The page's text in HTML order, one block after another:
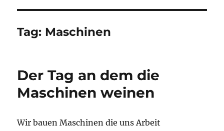
Tag: Maschinen
Der Tag an dem die
Maschinen weinen
Wir bauen Maschinen die uns Arbeit